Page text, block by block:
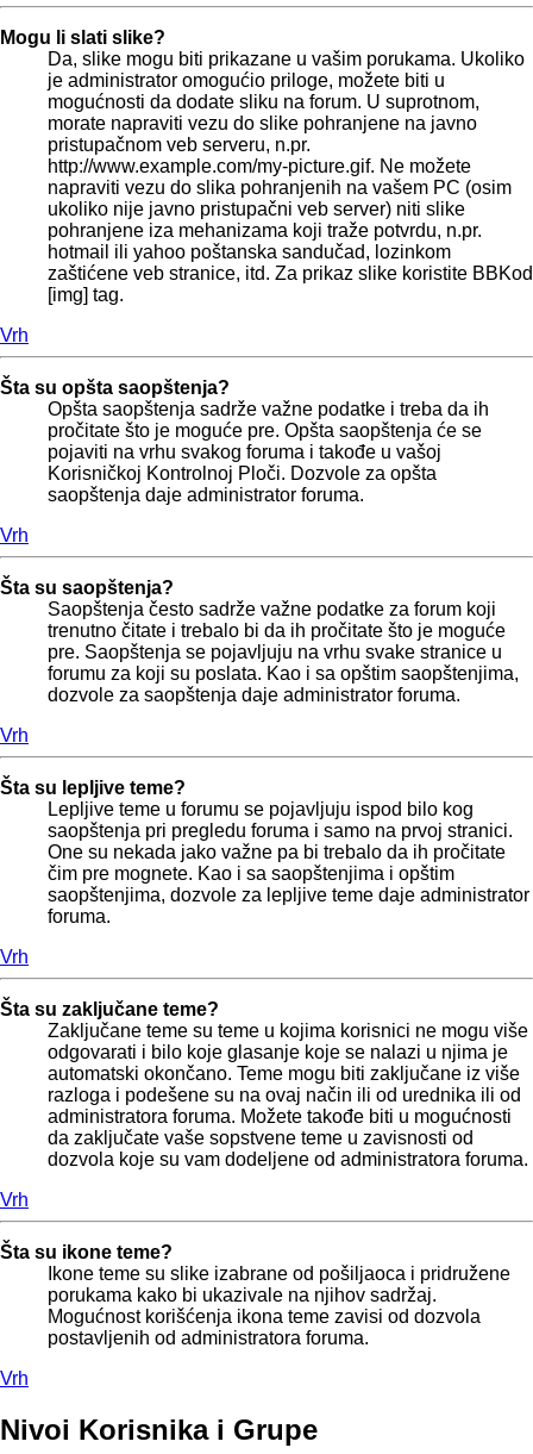
Mogu li slati slike?
Da, slike mogu biti prikazane u vašim porukama. Ukoliko
je administrator omogućio priloge, možete biti u
mogućnosti da dodate sliku na forum. U suprotnom,
morate napraviti vezu do slike pohranjene na javno
pristupačnom veb serveru, n.pr.
http://www.example.com/my-picture.gif. Ne možete
napraviti vezu do slika pohranjenih na vašem PC (osim
ukoliko nije javno pristupačni veb server) niti slike
pohranjene iza mehanizama koji traže potvrdu, n.pr.
hotmail ili yahoo poštanska sandučad, lozinkom
zaštićene veb stranice, itd. Za prikaz slike koristite BBKod
[img] tag.
Vrh
Šta su opšta saopštenja?
Opšta saopštenja sadrže važne podatke i treba da ih
pročitate što je moguće pre. Opšta saopštenja će se
pojaviti na vrhu svakog foruma i takođe u vašoj
Korisničkoj Kontrolnoj Ploči. Dozvole za opšta
saopštenja daje administrator foruma.
Vrh
Šta su saopštenja?
Saopštenja često sadrže važne podatke za forum koji
trenutno čitate i trebalo bi da ih pročitate što je moguće
pre. Saopštenja se pojavljuju na vrhu svake stranice u
forumu za koji su poslata. Kao i sa opštim saopštenjima,
dozvole za saopštenja daje administrator foruma.
Vrh
Šta su lepljive teme?
Lepljive teme u forumu se pojavljuju ispod bilo kog
saopštenja pri pregledu foruma i samo na prvoj stranici.
One su nekada jako važne pa bi trebalo da ih pročitate
čim pre mognete. Kao i sa saopštenjima i opštim
saopštenjima, dozvole za lepljive teme daje administrator
foruma.
Vrh
Šta su zaključane teme?
Zaključane teme su teme u kojima korisnici ne mogu više
odgovarati i bilo koje glasanje koje se nalazi u njima je
automatski okončano. Teme mogu biti zaključane iz više
razloga i podešene su na ovaj način ili od urednika ili od
administratora foruma. Možete takođe biti u mogućnosti
da zaključate vaše sopstvene teme u zavisnosti od
dozvola koje su vam dodeljene od administratora foruma.
Vrh
Šta su ikone teme?
Ikone teme su slike izabrane od pošiljaoca i pridružene
porukama kako bi ukazivale na njihov sadržaj.
Mogućnost korišćenja ikona teme zavisi od dozvola
postavljenih od administratora foruma.
Vrh
Nivoi Korisnika i Grupe